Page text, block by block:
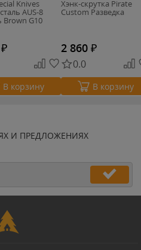
Knives
AUS-8
Brown G10
₽
В корзину
Хэнк-скрутка Pirate
Custom Разведка
2 860 ₽
0.0
В корзину
И ПРЕДЛОЖЕНИЯХ